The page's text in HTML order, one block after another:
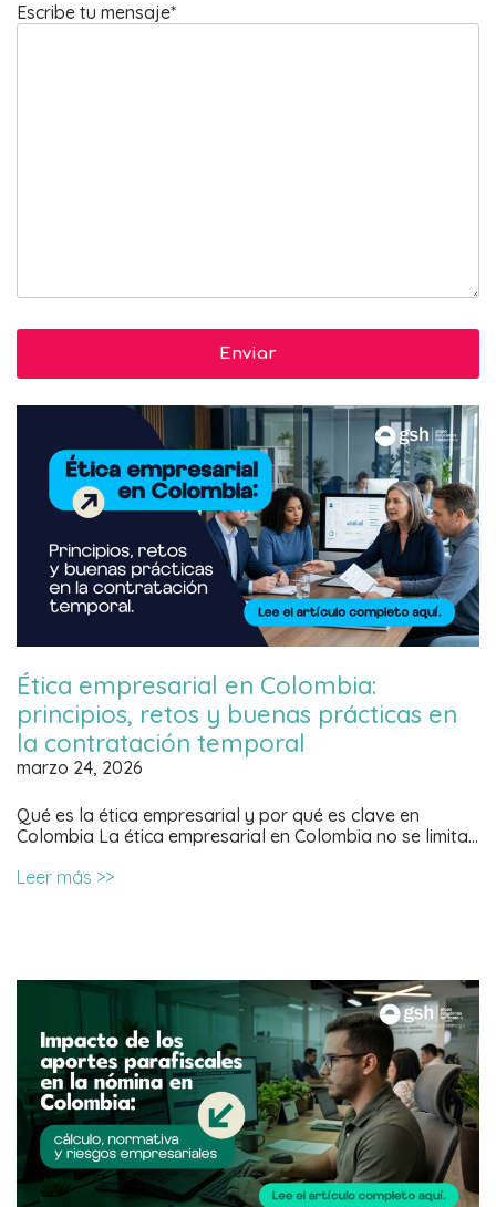
Escribe tu mensaje*
Ética empresarial en Colombia:
principios, retos y buenas prácticas en
la contratación temporal
marzo 24, 2026
Qué es la ética empresarial y por qué es clave en
Colombia La ética empresarial en Colombia no se limita…
Leer más >>